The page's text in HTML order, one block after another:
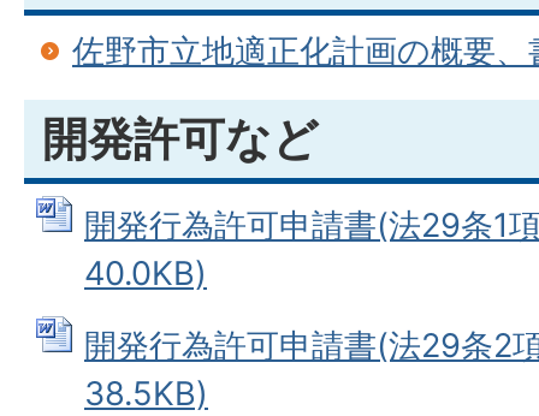
佐野市立地適正化計画の概要
開発許可など
開発行為許可申請書(法29条1
40.0KB)
開発行為許可申請書(法29条2
38.5KB)